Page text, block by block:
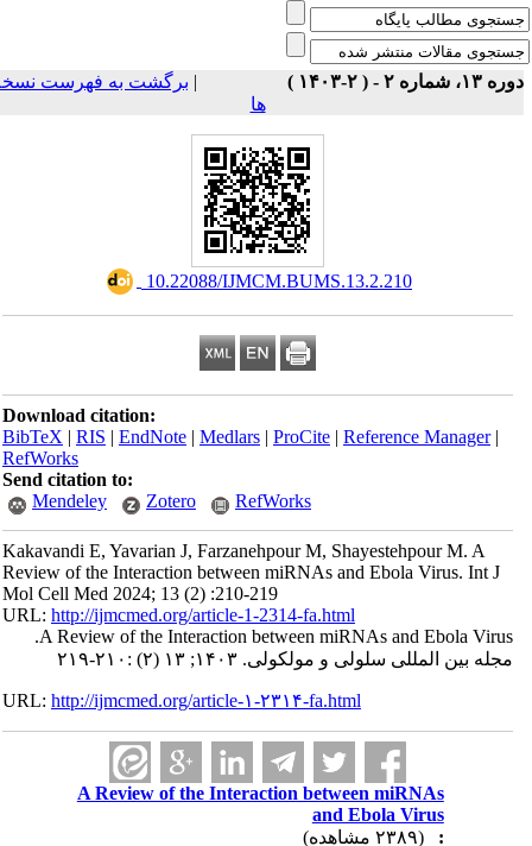
شماره ۲ - ( ۲-۱۴۰۳ )
برگشت به فهرست نسخه
ها
‎ 10.22088/IJMCM.BUMS.13.2.210
Download citation:
BibTeX|RIS|EndNote|Medlars|ProCite|Reference Manager
RefWorks
Send citation to:
Mendeley
Zotero RefWorks
Kakavandi E, Yavarian J, Farzanehpour M, Shayestehpour M. A
Review of the Interaction between miRNAs and Ebola Virus. Int J
Mol Cell Med 2024; 13 (2) :210-219
URL:http://ijmcmed.org/article-1-2314-fa.html
A Review of the Interaction between miRNAs and Ebola Virus.
مجله بین المللی سلولی و مولکولی. ۱۴۰۳; ۱۳ (۲) :۲۱۰-۲۱۹
URL:http://ijmcmed.org/article-۱-۲۳۱۴-fa.html
A Review of the Interaction between miRNAs
and Ebola Virus